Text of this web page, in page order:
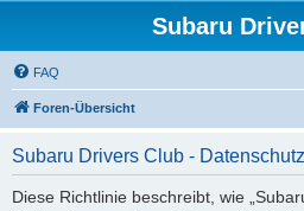
Subaru
FAQ
Foren-Übersicht
Subaru Drivers Club -
Diese Richtlinie beschreibt, wie